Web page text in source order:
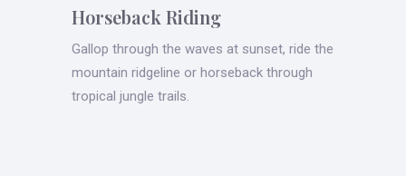
Horseback Riding
Gallop through the waves at sunset, ride the
mountain ridgeline or horseback through
tropical jungle trails.